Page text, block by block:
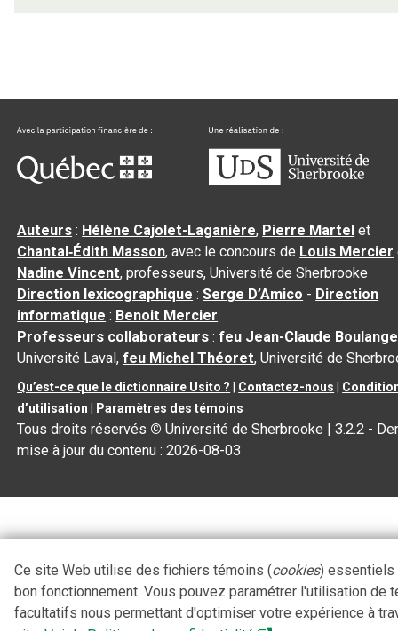
Auteurs : Hélène Cajolet-Laganière, Pierre Martel et
Chantal‑Édith Masson, avec le concours de Louis Mercier
Nadine Vincent, professeurs, Université de Sherbrooke
Direction lexicographique :Serge D’Amico - Direction
informatique : Benoit Mercier
Professeurs collaborateurs :feu Jean-Claude
Université Laval,feu Michel Théoret, Université de
Qu’est-ce que le dictionnaire Usito ? Contactez-nous
d’utilisation
Paramètres des témoins
Tous droits réservés © Université de Sherbrooke |3.2.2 -
mise à jour du contenu :2026-08-03
Ce site Web utilise des fichiers témoins (cookies) essentiels
bon fonctionnement. Vous pouvez paramétrer l'utilisation de
facultatifs nous permettant d'optimiser votre expérience à